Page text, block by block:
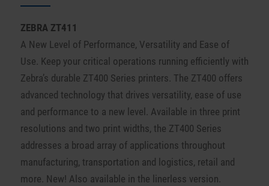
ZEBRA ZT411
A New Level of Performance, Versatility and Ease of
Use. Keep your critical operations running efficiently with
Zebra’s durable ZT400 Series printers. The ZT400 offers
advanced technology that drives versatility, ease of use
and performance to a new level. Available in three print
resolutions and two print widths, the ZT400 Series
addresses a broad array of applications throughout
manufacturing, transportation and logistics, retail and
more. New! Also available in the linerless version.